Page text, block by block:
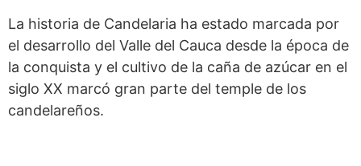
La historia de Candelaria ha estado marcada por
el desarrollo del Valle del Cauca desde la época de
la conquista y el cultivo de la caña de azúcar en el
siglo XX marcó gran parte del temple de los
candelareños.